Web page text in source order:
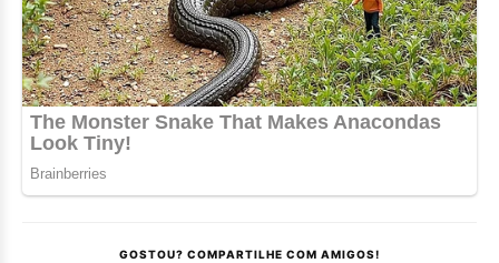
GOSTOU? COMPARTILHE COM AMIGOS!